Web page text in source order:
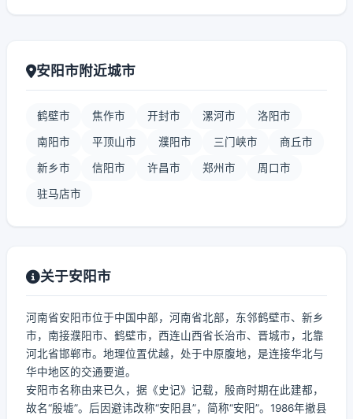
安阳市附近城市
鹤壁市 焦作市 开封市 漯河市 洛阳市
南阳市 平顶山市 濮阳市 三门峡市 商丘市
新乡市 信阳市 许昌市 郑州市 周口市
驻马店市
关于安阳市
河南省安阳市位于中国中部，河南省北部，东邻鹤壁市、新乡
市，南接濮阳市、鹤壁市，西连山西省长治市、晋城市，北靠
河北省邯郸市。地理位置优越，处于中原腹地，是连接华北与
华中地区的交通要道。
安阳市名称由来已久，据《史记》记载，殷商时期在此建都，
故名“殷墟”。后因避讳改称“安阳县”，简称“安阳”。1986年撤县